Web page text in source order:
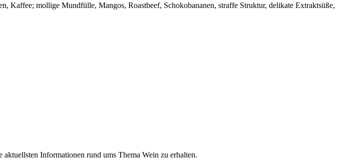
Kaffee; mollige Mundfülle, Mangos, Roastbeef, Schokobananen, straffe Struktur, delikate Extraktsüße,
aktuellsten Informationen rund ums Thema Wein zu erhalten.